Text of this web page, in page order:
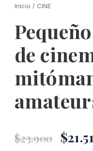
Inicio / CINE
de
$23.900 El
$